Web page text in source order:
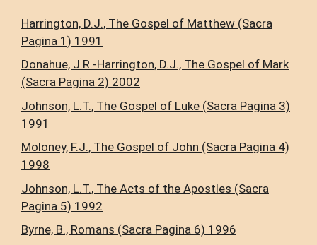
Harrington, D.J., The Gospel of Matthew (Sacra
Pagina 1) 1991
Donahue, J.R.-Harrington, D.J., The Gospel of Mark
(Sacra Pagina 2) 2002
Johnson, L.T., The Gospel of Luke (Sacra Pagina 3)
1991
Moloney, F.J., The Gospel of John (Sacra Pagina 4)
1998
Johnson, L.T., The Acts of the Apostles (Sacra
Pagina 5) 1992
Byrne, B., Romans (Sacra Pagina 6) 1996